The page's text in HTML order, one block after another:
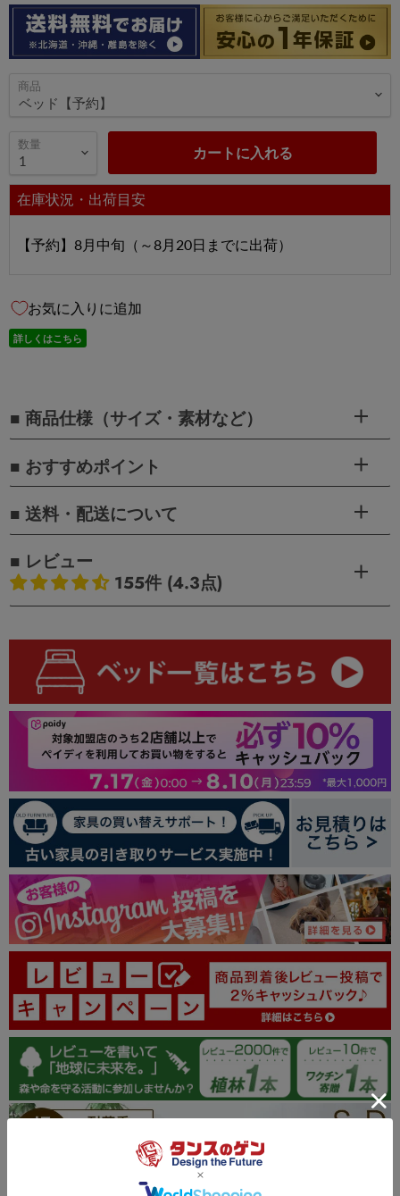
商品
数量
カートに入れる
在庫状況・出荷目安
【予約】8月中旬（～8月20日までに出荷）
お気に入りに追加
詳しくはこちら
■ 商品仕様（サイズ・素材など）
■ おすすめポイント
■ 送料・配送について
■ レビュー
155件 (4.3点)
お客様のレビュー
5つ星中4.34つ星
レビュー数 155 件
80
58
10
3
4
レビューを書く
100.0